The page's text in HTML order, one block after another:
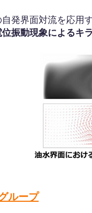
発界面対流を応用
位振動現象によるキ
ループ